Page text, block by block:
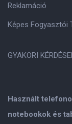
Használt
notebookok és
Reklamáció
Képes Fogyasztói
GYAKORI